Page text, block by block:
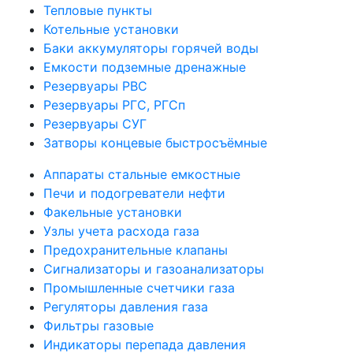
Тепловые пункты
Котельные установки
Баки аккумуляторы горячей воды
Емкости подземные дренажные
Резервуары РВС
Резервуары РГС, РГСп
Резервуары СУГ
Затворы концевые быстросъёмные
Аппараты стальные емкостные
Печи и подогреватели нефти
Факельные установки
Узлы учета расхода газа
Предохранительные клапаны
Сигнализаторы и газоанализаторы
Промышленные счетчики газа
Регуляторы давления газа
Фильтры газовые
Индикаторы перепада давления